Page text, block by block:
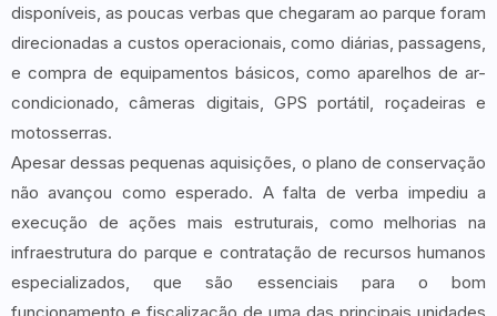
disponíveis, as poucas verbas que chegaram ao parque foram
direcionadas a custos operacionais, como diárias, passagens,
e compra de equipamentos básicos, como aparelhos de ar-
condicionado, câmeras digitais, GPS portátil, roçadeiras e
motosserras.
Apesar dessas pequenas aquisições, o plano de conservação
não avançou como esperado. A falta de verba impediu a
execução de ações mais estruturais, como melhorias na
infraestrutura do parque e contratação de recursos humanos
especializados, que são essenciais para o bom